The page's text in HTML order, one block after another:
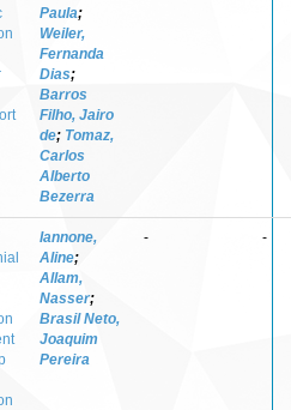
Paula;
Weiler,
Fernanda
Dias;
Barros
Filho, Jairo
de; Tomaz,
Carlos
Alberto
Bezerra
Iannone,
Aline;
Allam,
Nasser;
Brasil Neto,
Joaquim
Pereira
- -